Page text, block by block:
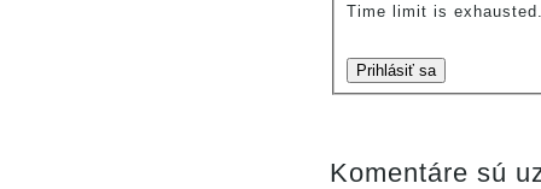
Time limit is
Prihlásiť sa
Komentáre sú